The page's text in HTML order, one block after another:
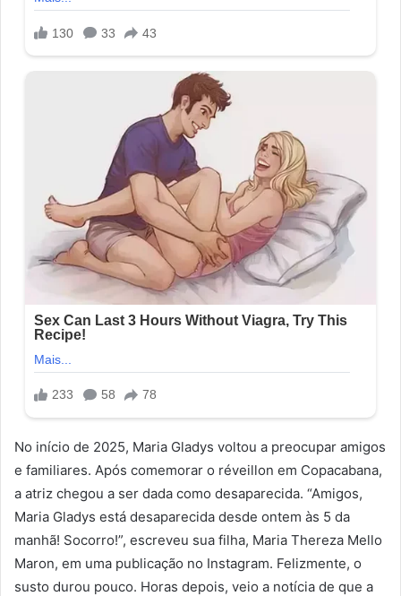
No início de 2025, Maria Gladys voltou a preocupar amigos
e familiares. Após comemorar o réveillon em Copacabana,
a atriz chegou a ser dada como desaparecida. “Amigos,
Maria Gladys está desaparecida desde ontem às 5 da
manhã! Socorro!”, escreveu sua filha, Maria Thereza Mello
Maron, em uma publicação no Instagram. Felizmente, o
susto durou pouco. Horas depois, veio a notícia de que a